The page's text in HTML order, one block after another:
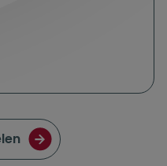
in
pagina met